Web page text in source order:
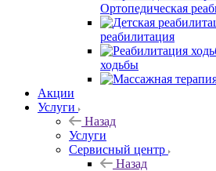
Ортопедическая
реабилитация
ходьбы
Акции
Услуги
Назад
Услуги
Сервисный центр
Назад